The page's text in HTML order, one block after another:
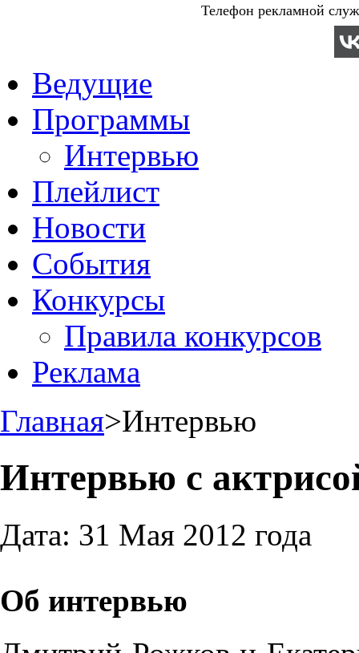
Телефон рекламной
Ведущие
Программы
Интервью
Плейлист
Новости
События
Конкурсы
Правила конкурсов
Реклама
Главная>Интервью
Интервью с
Дата: 31 Мая 2012 года
Об интервью